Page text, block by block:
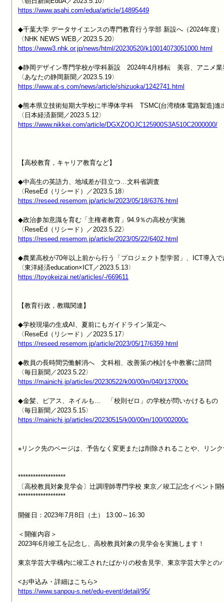
https://www.asahi.com/edua/article/14895449
◆千葉大学 データサイエンスの専門教育行う学部 新設へ（2024年度）
https://www3.nhk.or.jp/news/html/20230520/k10014073051000.html
◆静岡デザイン専門学校が学科新設　2024年4月移転　美容、アニメ
https://www.at-s.com/news/article/shizuoka/1242741.html
◆熊本県立技術短期大学校に半導体学科　TSMC(台湾積体電路製造)進
https://www.nikkei.com/article/DGXZQOJC125900S3A510C2000000/
【高校教育，キャリア教育など】
◆中高生の英語力、地域差が目立つ…文科省調査
https://reseed.resemom.jp/article/2023/05/18/6376.html
◆政治参加意識を育む「主権者教育」94.9％の高校が実施
https://reseed.resemom.jp/article/2023/05/22/6402.html
◆農業高校が70年以上前から行う「プロジェクト型学習」、ICT導入
https://toyokeizai.net/articles/-/669611
【教育行政，教職関連】
◆学校現場の生成AI、夏前にもガイドライン策定へ
https://reseed.resemom.jp/article/2023/05/17/6359.html
◆教員の長時間労働解消へ　文科相、改善策の検討を中教審に諮問
https://mainichi.jp/articles/20230522/k00/00m/040/137000c
◆金髪、ピアス、ネイルも…　「校則ゼロ」の学校が問いかけるもの
https://mainichi.jp/articles/20230515/k00/00m/100/002000c
※リンク先のページは、予告なく変更または削除されることや、リン
*******************
〔高校教員対象見学会〕辻調理師専門学校 東京／竣工記念イベント開
*******************
開催日：2023年7月8日（土） 13:00～16:30
＜開催内容＞
2023年6月竣工を記念し、高校教員対象の見学会を実施します！
東京学芸大学構内に竣工されたばかりの校舎見学、東京学芸大学と
https://www.sanpou-s.net/edu-event/detail/95/